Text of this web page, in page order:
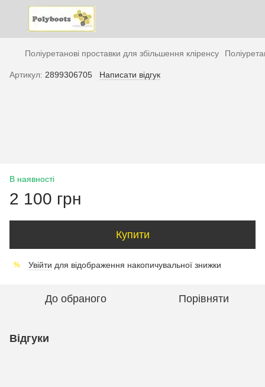
Поліуретанові проставки для збільшення кліренсу
Артикул: 2899306705 Написати відгук
В наявності
2 100 грн
Купити
% Увійти для відображення накопичувальної знижки
До обраного Порівняти
Відгуки